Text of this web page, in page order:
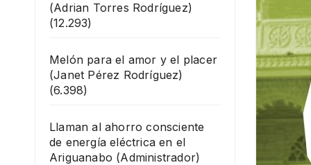
(Adrian Torres Rodríguez)
(12.293)
Melón para el amor y el placer
(Janet Pérez Rodríguez)
(6.398)
Llaman al ahorro consciente
de energía eléctrica en el
Ariguanabo (Administrador)